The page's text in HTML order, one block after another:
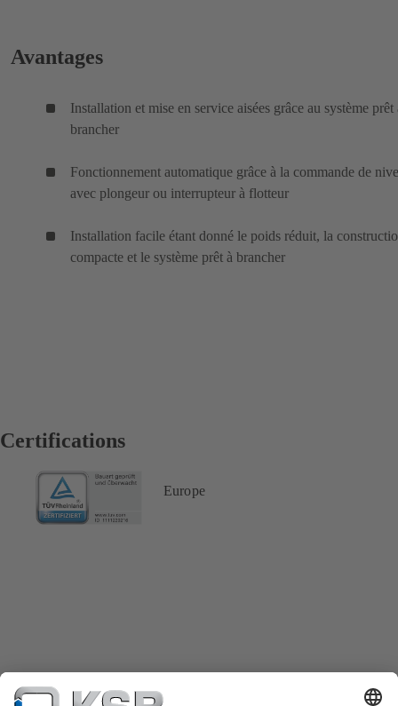
Avantages
Installation et mise en service aisées grâce au système prêt
brancher
Fonctionnement automatique grâce à la commande de
avec plongeur ou interrupteur à flotteur
Installation facile étant donné le poids réduit, la
compacte et le système prêt à brancher
Certifications
Europe